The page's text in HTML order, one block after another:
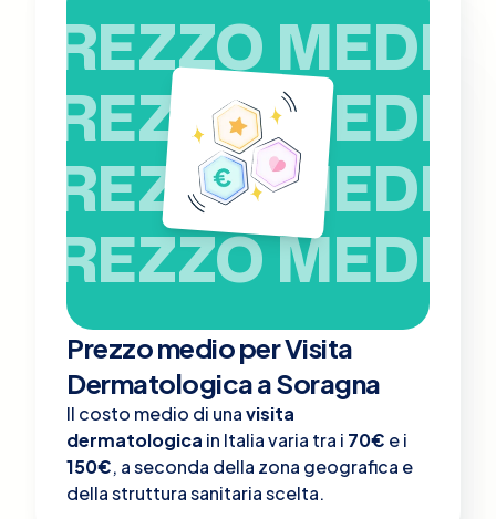
PREZZO MEDIO
PREZZO MEDIO
PREZZO MEDIO
PREZZO MEDIO
Prezzo medio per Visita
Dermatologica a Soragna
Il costo medio di unavisita
dermatologica in Italia varia tra i 70€ e i
150€, a seconda della zona geografica e
della struttura sanitaria scelta.